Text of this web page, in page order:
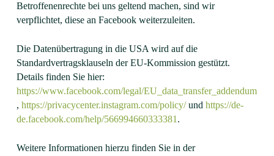
Betroffenenrechte bei uns geltend machen, sind wir
verpflichtet, diese an Facebook weiterzuleiten.
Die Datenübertragung in die USA wird auf die
Standardvertragsklauseln der EU-Kommission gestützt.
Details finden Sie hier:
https://www.facebook.com/legal/EU_data_transfer_addendum
, https://privacycenter.instagram.com/policy/und https://de-
de.facebook.com/help/566994660333381 .
Weitere Informationen hierzu finden Sie in der